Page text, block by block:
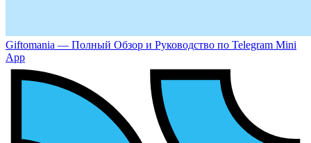
Giftomania — Полный Обзор и Руководство по Telegram Mini
App